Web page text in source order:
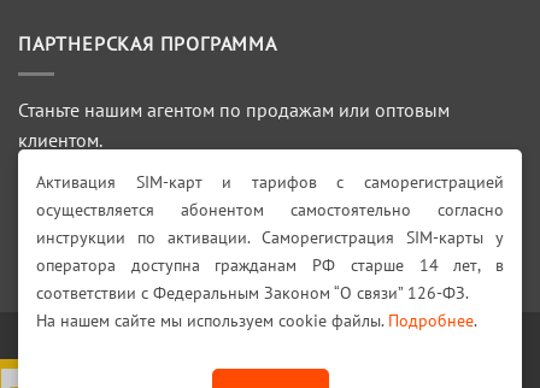
ПАРТНЕРСКАЯ ПРОГРАММА
Станьте нашим агентом по продажам или оптовым
клиентом.
ПОДРОБНЕЕ >>>
Искать:
Активация SIM-карт и тарифов с саморегистрацией
осуществляется абонентом самостоятельно согласно
инструкции по активации. Саморегистрация SIM-карты у
оператора доступна гражданам РФ старше 14 лет, в
соответствии с Федеральным Законом “О связи” 126-ФЗ.
На нашем сайте мы используем cookie файлы. Подробнее.